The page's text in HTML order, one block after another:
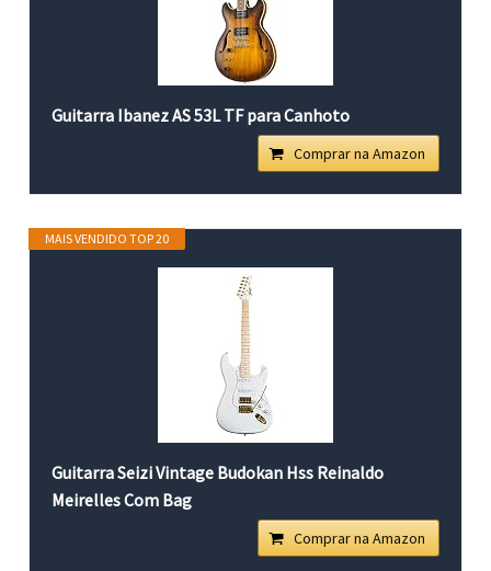
Guitarra Ibanez AS 53L TF para Canhoto
Comprar na Amazon
MAIS VENDIDO TOP 20
Guitarra Seizi Vintage Budokan Hss Reinaldo
Meirelles Com Bag
Comprar na Amazon